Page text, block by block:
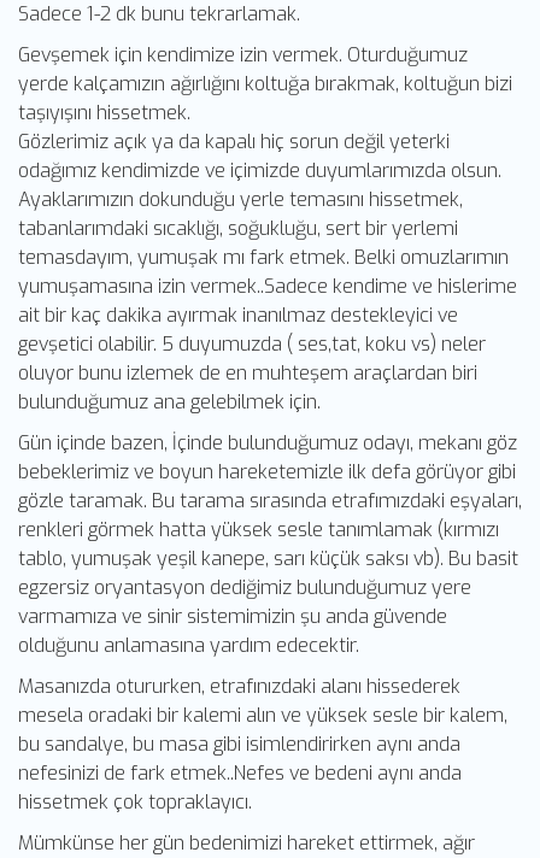
Sadece 1-2 dk bunu tekrarlamak.
Gevşemek için kendimize izin vermek. Oturduğumuz
yerde kalçamızın ağırlığını koltuğa bırakmak, koltuğun bizi
taşıyışını hissetmek.
Gözlerimiz açık ya da kapalı hiç sorun değil yeterki
odağımız kendimizde ve içimizde duyumlarımızda olsun.
Ayaklarımızın dokunduğu yerle temasını hissetmek,
tabanlarımdaki sıcaklığı, soğukluğu, sert bir yerlemi
temasdayım, yumuşak mı fark etmek. Belki omuzlarımın
yumuşamasına izin vermek..Sadece kendime ve hislerime
ait bir kaç dakika ayırmak inanılmaz destekleyici ve
gevşetici olabilir. 5 duyumuzda ( ses,tat, koku vs) neler
oluyor bunu izlemek de en muhteşem araçlardan biri
bulunduğumuz ana gelebilmek için.
Gün içinde bazen, İçinde bulunduğumuz odayı, mekanı göz
bebeklerimiz ve boyun hareketemizle ilk defa görüyor gibi
gözle taramak. Bu tarama sırasında etrafımızdaki eşyaları,
renkleri görmek hatta yüksek sesle tanımlamak (kırmızı
tablo, yumuşak yeşil kanepe, sarı küçük saksı vb). Bu basit
egzersiz oryantasyon dediğimiz bulunduğumuz yere
varmamıza ve sinir sistemimizin şu anda güvende
olduğunu anlamasına yardım edecektir.
Masanızda otururken, etrafınızdaki alanı hissederek
mesela oradaki bir kalemi alın ve yüksek sesle bir kalem,
bu sandalye, bu masa gibi isimlendirirken aynı anda
nefesinizi de fark etmek..Nefes ve bedeni aynı anda
hissetmek çok topraklayıcı.
Mümkünse her gün bedenimizi hareket ettirmek, ağır